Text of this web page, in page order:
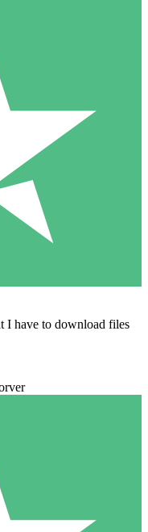
I have to download files